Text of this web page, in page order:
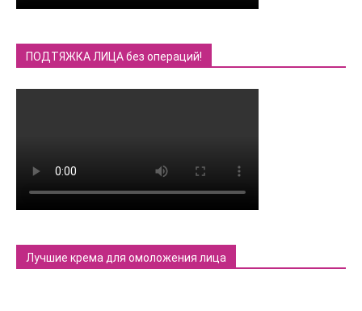
ПОДТЯЖКА ЛИЦА без операций!
Лучшие крема для омоложения лица